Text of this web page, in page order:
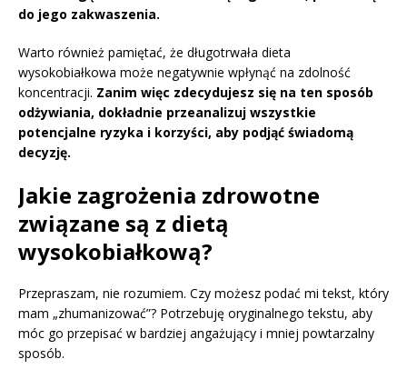
do jego zakwaszenia.
Warto również pamiętać, że długotrwała dieta
wysokobiałkowa może negatywnie wpłynąć na zdolność
koncentracji. Zanim więc zdecydujesz się na ten sposób
odżywiania, dokładnie przeanalizuj wszystkie
potencjalne ryzyka i korzyści, aby podjąć świadomą
decyzję.
Jakie zagrożenia zdrowotne
związane są z dietą
wysokobiałkową?
Przepraszam, nie rozumiem. Czy możesz podać mi tekst, który
mam „zhumanizować”? Potrzebuję oryginalnego tekstu, aby
móc go przepisać w bardziej angażujący i mniej powtarzalny
sposób.